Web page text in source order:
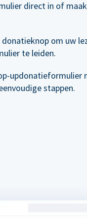
direct in of
donatieknop om uw
te leiden.
updonatieformulier
stappen.